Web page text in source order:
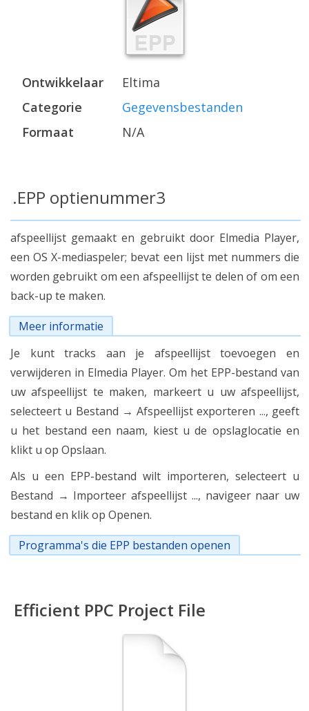
Ontwikkelaar
Eltima
Categorie
Gegevensbestanden
Formaat
N/A
.EPP optienummer3
afspeellijst gemaakt en gebruikt door Elmedia Player,
een OS X-mediaspeler; bevat een lijst met nummers die
worden gebruikt om een afspeellijst te delen of om een
back-up te maken.
Meer informatie
Je kunt tracks aan je afspeellijst toevoegen en
verwijderen in Elmedia Player. Om het EPP-bestand van
uw afspeellijst te maken, markeert u uw afspeellijst,
selecteert u Bestand → Afspeellijst exporteren ..., geeft
u het bestand een naam, kiest u de opslaglocatie en
klikt u op Opslaan.
Als u een EPP-bestand wilt importeren, selecteert u
Bestand → Importeer afspeellijst ..., navigeer naar uw
bestand en klik op Openen.
Programma's die EPP bestanden openen
Efficient PPC Project File